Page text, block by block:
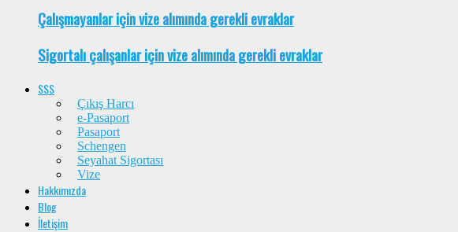
Çalışmayanlar için vize alımında gerekli evraklar
Sigortalı çalışanlar için vize alımında gerekli evraklar
SSS
Çıkış Harcı
e-Pasaport
Pasaport
Schengen
Seyahat Sigortası
Vize
Hakkımızda
Blog
İletişim